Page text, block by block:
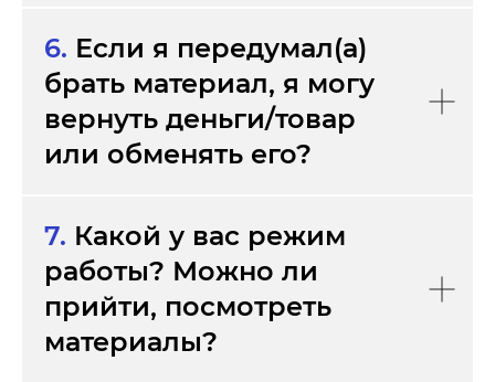
6. Если я передумал(а)
брать материал, я могу
вернуть деньги/товар
или обменять его?
7. Какой у вас режим
работы? Можно ли
прийти, посмотреть
материалы?